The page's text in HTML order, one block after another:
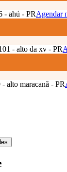
- ahú - PRAgendar
- alto da xv - PR
alto maracanã - PR